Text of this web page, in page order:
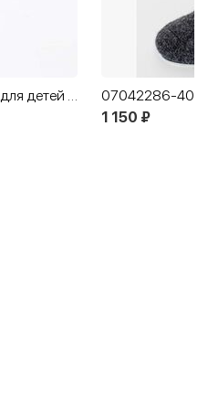
07733027-40 Термоштаны для детей КОТОФЕЙ Шерсть серо-черный
1 150 ₽